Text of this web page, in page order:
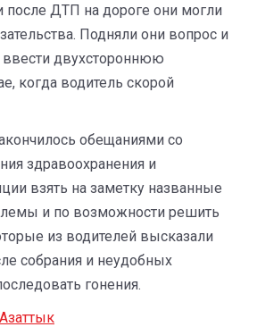
после ДТП на дороге они могли
Подняли они вопрос и
двухстороннюю
когда водитель скорой
обещаниями со
здравоохранения и
взять на заметку названные
и по возможности решить
из водителей высказали
собрания и неудобных
гонения.